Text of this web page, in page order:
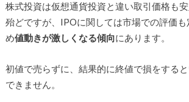
株式投資は仮想通貨投資と違い取引価格も
殆どですが、IPOに関しては市場での評価も
め値動きが激しくなる傾向にあります。
初値で売らずに、結果的に終値で損をする
できません。